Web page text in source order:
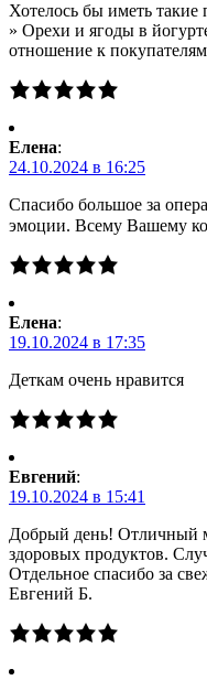
Хотелось бы иметь
» Орехи и ягоды в
отношение к
Елена:
24.10.2024 в 16:25
Спасибо большое за
эмоции. Всему Вашему
Елена:
19.10.2024 в 17:35
Деткам очень нравится
Евгений:
19.10.2024 в 15:41
Добрый день! Отличный
здоровых продуктов.
Отдельное спасибо за
Евгений Б.